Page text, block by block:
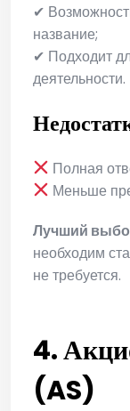
✔
название;
✔ Подходит
деятельности.
Полная
Меньше
Лучший
необходим
не требуется.
4.
(AS)